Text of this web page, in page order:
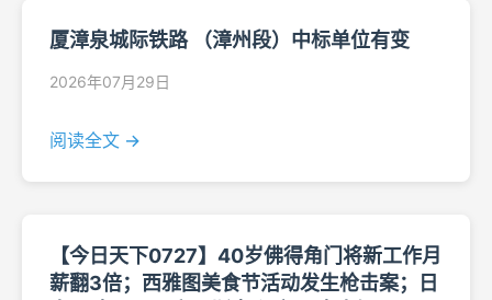
厦漳泉城际铁路 （漳州段）中标单位有变
2026年07月29日
阅读全文 →
【今日天下0727】40岁佛得角门将新工作月
薪翻3倍；西雅图美食节活动发生枪击案；日